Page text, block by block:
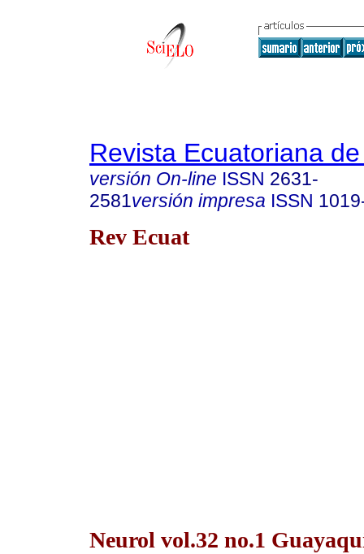
Revista Ecuatoriana
versión On-line ISSN 2631-
2581versión impresa ISSN
Rev Ecuat
Neurol vol.32 no.1